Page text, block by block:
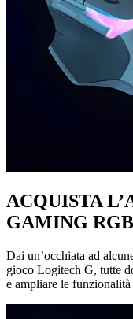
ACQUISTA
GAMING
Dai un’occhiata ad
gioco Logitech G, tutte
e ampliare le funzionalità